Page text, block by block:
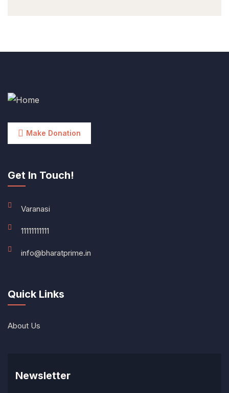
Make Donation
Get In Touch!
Varanasi
11111111111
info@bharatprime.in
Quick Links
About Us
Newsletter